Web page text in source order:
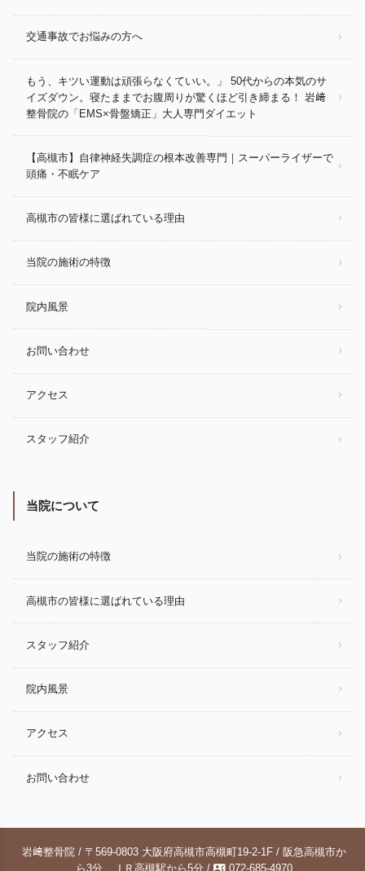
交通事故でお悩みの方へ
もう、キツい運動は頑張らなくていい。」 50代からの本気のサ
イズダウン。寝たままでお腹周りが驚くほど引き締まる！ 岩﨑
整骨院の「EMS×骨盤矯正」大人専門ダイエット
【高槻市】自律神経失調症の根本改善専門｜スーパーライザーで
頭痛・不眠ケア
高槻市の皆様に選ばれている理由
当院の施術の特徴
院内風景
お問い合わせ
アクセス
スタッフ紹介
当院について
当院の施術の特徴
高槻市の皆様に選ばれている理由
スタッフ紹介
院内風景
アクセス
お問い合わせ
岩﨑整骨院 / 〒569-0803 大阪府高槻市高槻町19-2-1F / 阪急高槻市か
contact_phone